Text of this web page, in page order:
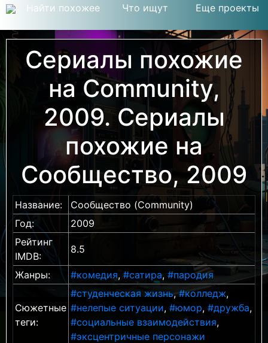
Найти похожее Что ищут Еще проекты
Сериалы похожие
на Community,
2009. Сериалы
похожие на
Сообщество, 2009
Название:
Сообщество (Community)
Год:
2009
Рейтинг
IMDB:
8.5
Жанры: #комедия,#сатира, #пародия
Сюжетные
теги:
#студенческая жизнь,#колледж,
#нелепые ситуации, #юмор, #дружба,
#социальные взаимодействия,
#эксцентричные персонажи